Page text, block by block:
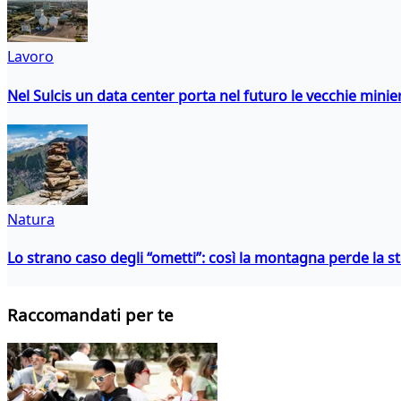
Lavoro
Nel Sulcis un data center porta nel futuro le vecchie
Natura
Lo strano caso degli “ometti”: così la montagna perde la
Raccomandati per te